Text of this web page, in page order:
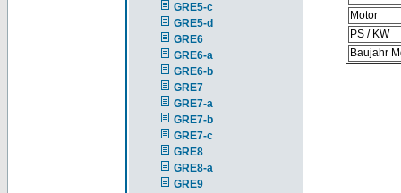
GRE5-c
GRE5-d
GRE6
GRE6-a
GRE6-b
GRE7
GRE7-a
GRE7-b
GRE7-c
GRE8
GRE8-a
GRE9
Motor
PS / KW
Baujahr